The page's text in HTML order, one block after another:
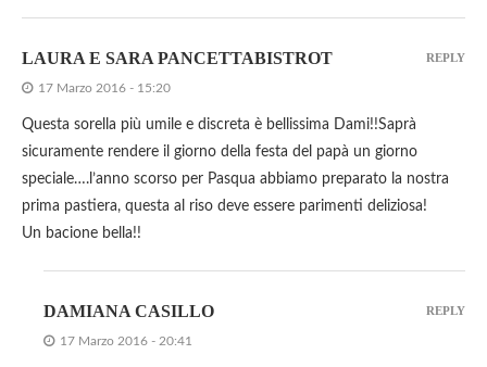
LAURA E SARA PANCETTABISTROT
17 Marzo 2016 - 15:20
Questa sorella più umile e discreta è bellissima Dami!!Saprà
sicuramente rendere il giorno della festa del papà un giorno
speciale….l’anno scorso per Pasqua abbiamo preparato la nostra
prima pastiera, questa al riso deve essere parimenti deliziosa!
Un bacione bella!!
REPLY
DAMIANA CASILLO
17 Marzo 2016 - 20:41
REPLY